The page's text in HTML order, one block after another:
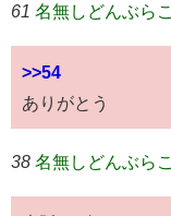
61 名無しどんぶらこ
>>54
ありがとう
38 名無しどんぶらこ